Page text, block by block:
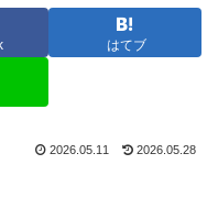
はてブ
2026.05.11 2026.05.28